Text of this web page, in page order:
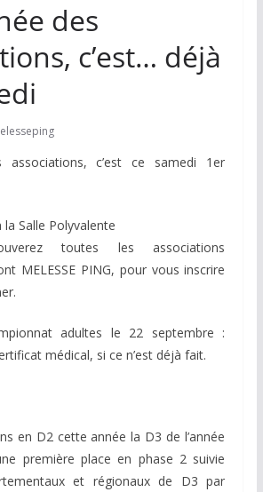
des
c’est… déjà
c’est ce samedi 1er
Salle Polyvalente
toutes les associations
MELESSE PING, pour vous inscrire
adultes le 22 septembre :
médical, si ce n’est déjà fait.
en D2 cette année la D3 de l’année
première place en phase 2 suivie
et régionaux de D3 par